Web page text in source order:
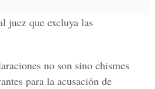
juez que excluya las
no son sino chismes
para la acusación de